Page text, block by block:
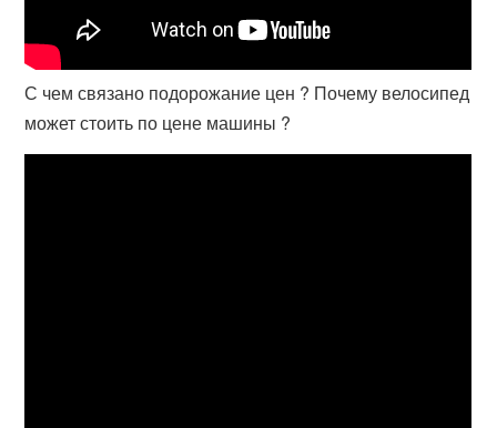
С чем связано подорожание цен ? Почему велосипед
может стоить по цене машины ?